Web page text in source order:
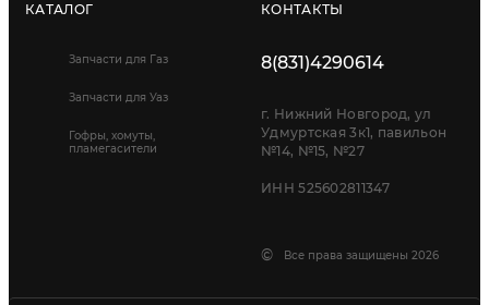
КАТАЛОГ
Запчасти для Газ
Запчасти для Уаз
Гофры, хомуты,
пламегасители
КОНТАКТЫ
8(831)4290614
г. Нижний Новгород, ул
Удмуртская 3к1, павильон
№14, №15, №27
ИНН 525602811347
© Все права защищены 2026